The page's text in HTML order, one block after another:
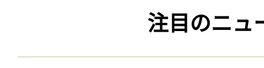
注目のニュ